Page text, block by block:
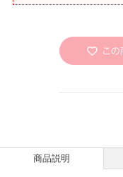
商品説明